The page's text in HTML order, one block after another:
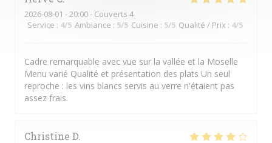
2026-08-01 - 20:00 - Couverts 4
Service : 4/5 Ambiance : 5/5 Cuisine : 5/5 Qualité / Prix : 4/5
Cadre remarquable avec vue sur la vallée et la Moselle
Menu varié Qualité et présentation des plats Un seul
reproche : les vins blancs servis au verre n'étaient pas
assez frais.
Christine D